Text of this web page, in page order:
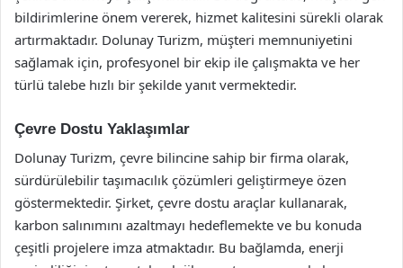
bildirimlerine önem vererek, hizmet kalitesini sürekli olarak
artırmaktadır. Dolunay Turizm, müşteri memnuniyetini
sağlamak için, profesyonel bir ekip ile çalışmakta ve her
türlü talebe hızlı bir şekilde yanıt vermektedir.
Çevre Dostu Yaklaşımlar
Dolunay Turizm, çevre bilincine sahip bir firma olarak,
sürdürülebilir taşımacılık çözümleri geliştirmeye özen
göstermektedir. Şirket, çevre dostu araçlar kullanarak,
karbon salınımını azaltmayı hedeflemekte ve bu konuda
çeşitli projelere imza atmaktadır. Bu bağlamda, enerji